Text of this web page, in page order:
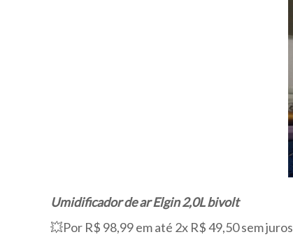
Umidificador de ar Elgin 2,0L bivolt
💥Por R$ 98,99 em até 2x R$ 49,50 sem juros